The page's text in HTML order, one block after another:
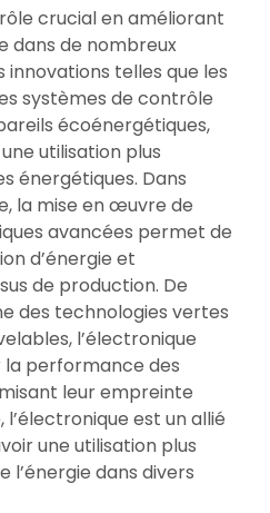
crucial en améliorant
dans de nombreux
innovations telles que les
systèmes de contrôle
écoénergétiques,
utilisation plus
énergétiques. Dans
la mise en œuvre de
avancées permet de
d’énergie et
de production. De
des technologies vertes
l’électronique
performance des
leur empreinte
l’électronique est un allié
une utilisation plus
dans divers